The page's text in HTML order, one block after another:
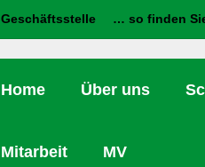
Geschäftsstelle … so finden
Home Über uns
Mitarbeit MV